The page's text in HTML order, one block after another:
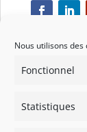
Nous utilisons
Fonctionnel
Statistiques
Respect